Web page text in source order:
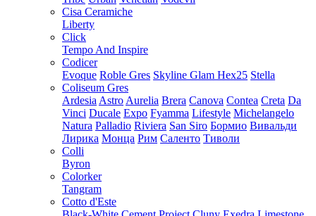
Cisa Ceramiche
Liberty
Click
Tempo And Inspire
Codicer
Evoque Roble Gres Skyline Glam Hex25 Stella
Coliseum Gres
Ardesia Astro Aurelia Brera Canova Contea Creta Da
Vinci Ducale Expo Fyamma Lifestyle Michelangelo
Natura Palladio Riviera San Siro Бормио Вивальди
Лирика Монца Рим Саленто Тиволи
Colli
Byron
Colorker
Tangram
Cotto d'Este